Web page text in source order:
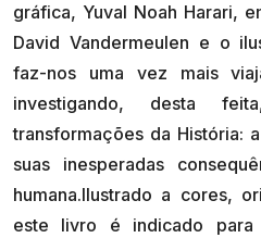
gráfica, Yuval Noah Harari,
David Vandermeulen e o
faz-nos uma vez mais
investigando, desta
transformações da História:
suas inesperadas
humana.Ilustrado a cores,
este livro é indicado